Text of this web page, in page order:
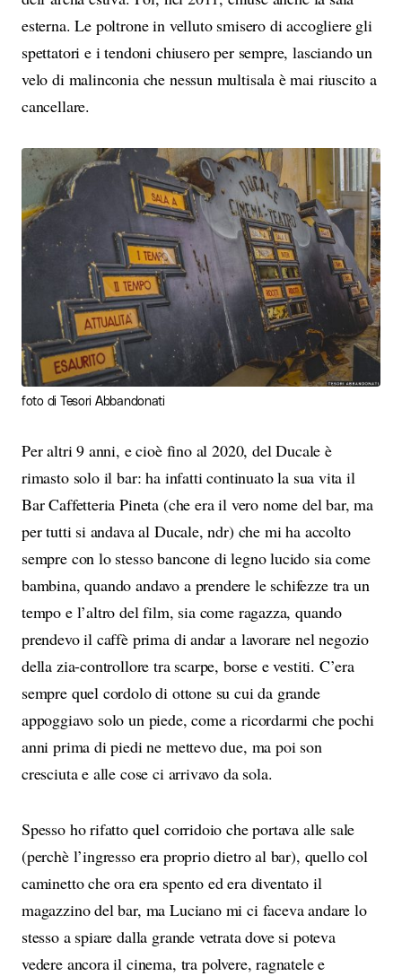
esterna. Le poltrone in velluto smisero di accogliere gli
spettatori e i tendoni chiusero per sempre, lasciando un
velo di malinconia che nessun multisala è mai riuscito a
cancellare.
foto di Tesori Abbandonati
Per altri 9 anni, e cioè fino al 2020, del Ducale è
rimasto solo il bar: ha infatti continuato la sua vita il
Bar Caffetteria Pineta (che era il vero nome del bar, ma
per tutti si andava al Ducale, ndr) che mi ha accolto
sempre con lo stesso bancone di legno lucido sia come
bambina, quando andavo a prendere le schifezze tra un
tempo e l’altro del film, sia come ragazza, quando
prendevo il caffè prima di andar a lavorare nel negozio
della zia-controllore tra scarpe, borse e vestiti. C’era
sempre quel cordolo di ottone su cui da grande
appoggiavo solo un piede, come a ricordarmi che pochi
anni prima di piedi ne mettevo due, ma poi son
cresciuta e alle cose ci arrivavo da sola.
Spesso ho rifatto quel corridoio che portava alle sale
(perchè l’ingresso era proprio dietro al bar), quello col
caminetto che ora era spento ed era diventato il
magazzino del bar, ma Luciano mi ci faceva andare lo
stesso a spiare dalla grande vetrata dove si poteva
vedere ancora il cinema, tra polvere, ragnatele e